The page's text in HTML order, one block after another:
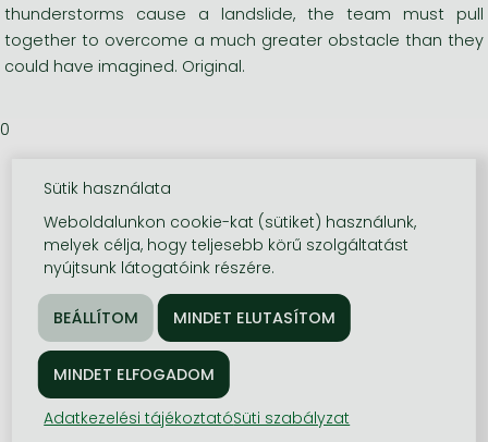
thunderstorms cause a landslide, the team must pull
together to overcome a much greater obstacle than they
could have imagined. Original.
0
Sütik használata
Weboldalunkon cookie-kat (sütiket) használunk,
melyek célja, hogy teljesebb körű szolgáltatást
nyújtsunk látogatóink részére.
Adatkezelési tájékoztatóSüti szabályzat